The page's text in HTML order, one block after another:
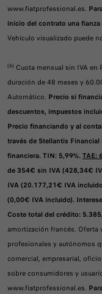
www.fiatprofessional.es.
inicio del contrato una
Vehículo visualizado puede
(6) Cuota mensual sin IVA en
duración de 48 meses y
Automático. Precio si
descuentos, impuestos
Precio financiando y al
través de Stellantis Financial
financiera. TIN: 5,99%.TAE:
de 354€ sin IVA (428,34€
IVA (20.177,21€ IVA
(0,00€ IVA incluido).
Coste total del crédito:
amortización francés.
profesionales y autónomos
comercial, empresarial,
sobre consumidores y
www.fiatprofessional.es.